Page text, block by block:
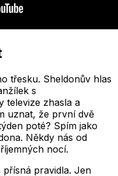
třesku. Sheldonův hlas
s
televize zhasla a
uznat, že první dvě
poté? Spím jako
Někdy nás od
nocí.
pravidla. Jen